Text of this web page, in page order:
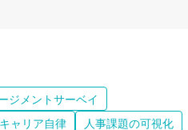
ジメントサーベイ
キャリア自律
人事課題の可視化